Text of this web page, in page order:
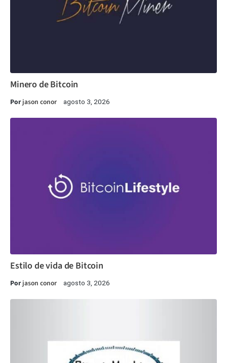
Minero de Bitcoin
Porjason conor agosto 3, 2026
Estilo de vida de Bitcoin
Porjason conor agosto 3, 2026